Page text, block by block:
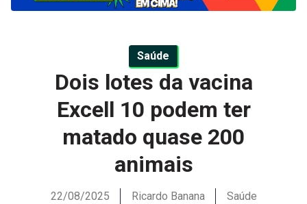
Saúde
Dois lotes da vacina
Excell 10 podem ter
matado quase 200
animais
22/08/2025 Ricardo Banana Saúde